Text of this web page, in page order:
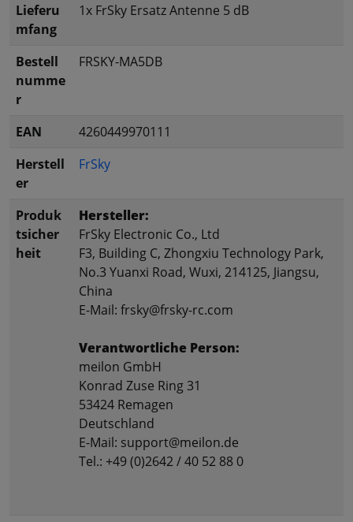
Lieferu
mfang
1x FrSky Ersatz Antenne 5 dB
Bestell
numme
r
FRSKY-MA5DB
EAN
4260449970111
Herstell
er
FrSky
Produk
tsicher
heit
Hersteller:
FrSky Electronic Co., Ltd
F3, Building C, Zhongxiu Technology Park,
No.3 Yuanxi Road, Wuxi, 214125, Jiangsu,
China
E-Mail: frsky@frsky-rc.com
Verantwortliche Person:
meilon GmbH
Konrad Zuse Ring 31
53424 Remagen
Deutschland
E-Mail: support@meilon.de
Tel.: +49 (0)2642 / 40 52 88 0